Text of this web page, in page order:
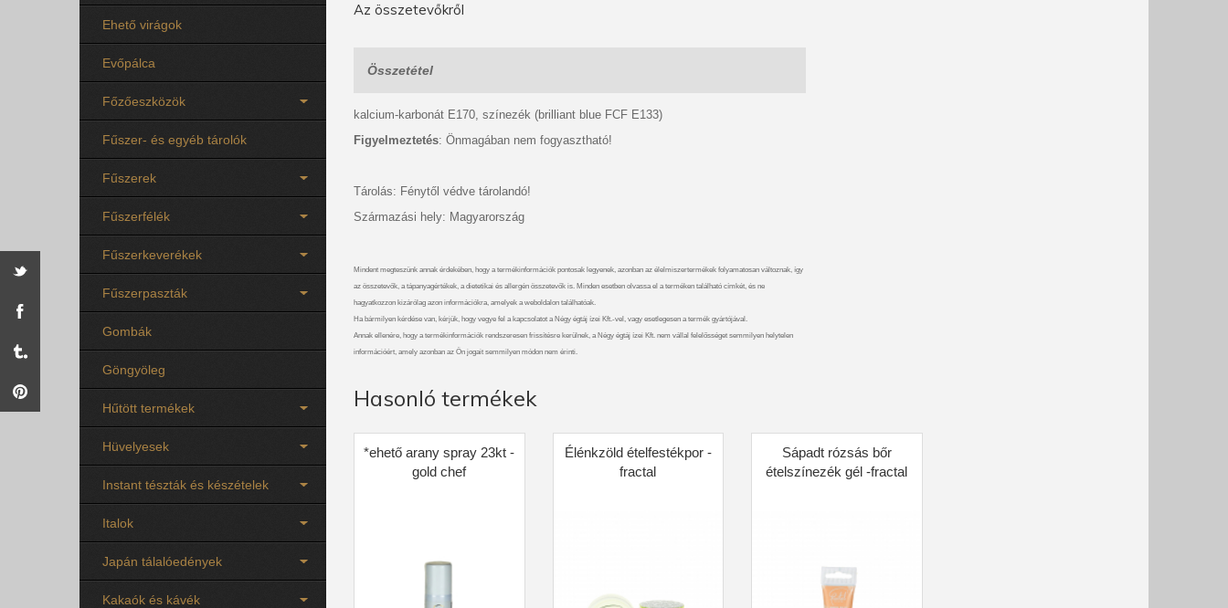
Ehető virágok
Evőpálca
Főzőeszközök
Fűszer- és egyéb tárolók
Fűszerek
Fűszerfélék
Fűszerkeverékek
Fűszerpaszták
Gombák
Göngyöleg
Hűtött termékek
Hüvelyesek
Instant tészták és készételek
Italok
Japán tálalóedények
Kakaók és kávék
Az összetevőkről
Összetétel
kalcium-karbonát E170, színezék (brilliant blue FCF E133)
Figyelmeztetés: Önmagában nem fogyasztható!
Tárolás: Fénytől védve tárolandó!
Származási hely: Magyarország
Mindent megteszünk annak érdekében, hogy a termékinformációk pontosak legyenek, azonban az élelmiszertermékek folyamatosan változnak, így
az összetevők, a tápanyagértékek, a dietetikai és allergén összetevők is. Minden esetben olvassa el a terméken található címkét, és ne
hagyatkozzon kizárólag azon információkra, amelyek a weboldalon találhatóak.
Ha bármilyen kérdése van, kérjük, hogy vegye fel a kapcsolatot a Négy égtáj ízei Kft.-vel, vagy esetlegesen a termék gyártójával.
Annak ellenére, hogy a termékinformációk rendszeresen frissítésre kerülnek, a Négy égtáj ízei Kft. nem vállal felelősséget semmilyen helytelen
információért, amely azonban az Ön jogait semmilyen módon nem érinti.
Hasonló termékek
*ehető arany spray 23kt -
gold chef
Élénkzöld ételfestékpor -
fractal
Sápadt rózsás bőr
ételszínezék gél -fractal